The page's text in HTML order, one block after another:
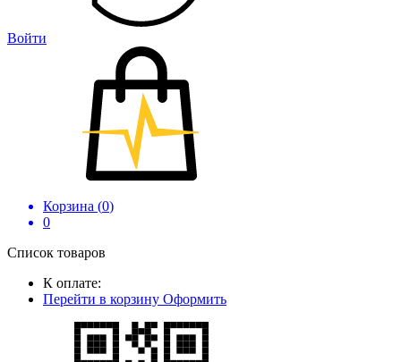
Войти
Корзина (0)
0
Список товаров
К оплате:
Перейти в корзину Оформить